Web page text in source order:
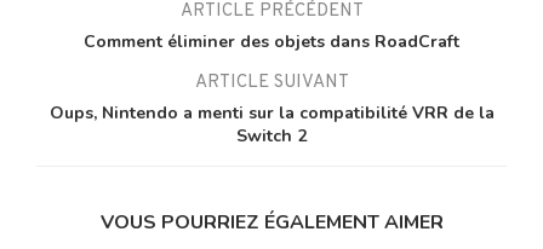
ARTICLE PRÉCÉDENT
Comment éliminer des objets dans RoadCraft
ARTICLE SUIVANT
Oups, Nintendo a menti sur la compatibilité VRR de la
Switch 2
VOUS POURRIEZ ÉGALEMENT AIMER